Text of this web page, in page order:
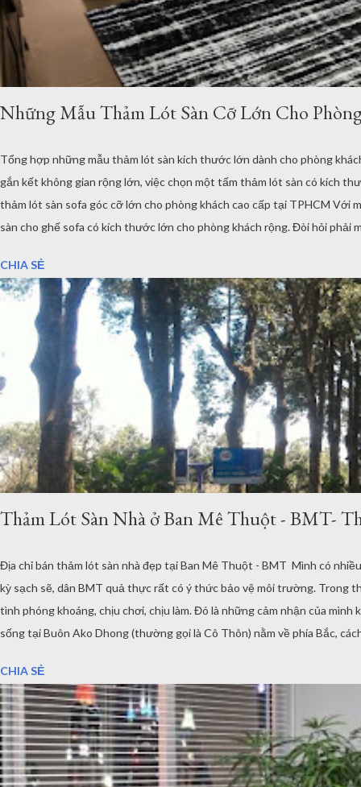
Những Mẫu Thảm Lót Sàn Cỡ Lớn Cho
Tổng hợp những mẫu thảm lót sàn kích thước lớn dành cho phòng
gắn kết không gian rộng lớn, việc chọn một tấm thảm lót sàn có kích
thảm lót sàn sofa góc cỡ lớn cho phòng khách cao cấp tại TPHCM Với
sàn cho ghế sofa có kích thước lớn cho phòng khách rộng. Đòi hỏi phải
CHIA SẺ
Thảm Lót Sàn Nhà ở Ban Mê Thuột - BMT-
Địa chỉ bán thảm lót sàn nhà đẹp tại Ban Mê Thuột - BMT Mình có
kỳ sạch sẽ, dân BMT quả thực rất có ý thức bảo vệ môi trường. Trong
tình phóng khoáng, chịu chơi, chịu làm. Đó là những cảm nhận của
sống tại Buôn Ako Dhong (thường gọi là Cô Thôn) nằm về phía Bắc,
CHIA SẺ